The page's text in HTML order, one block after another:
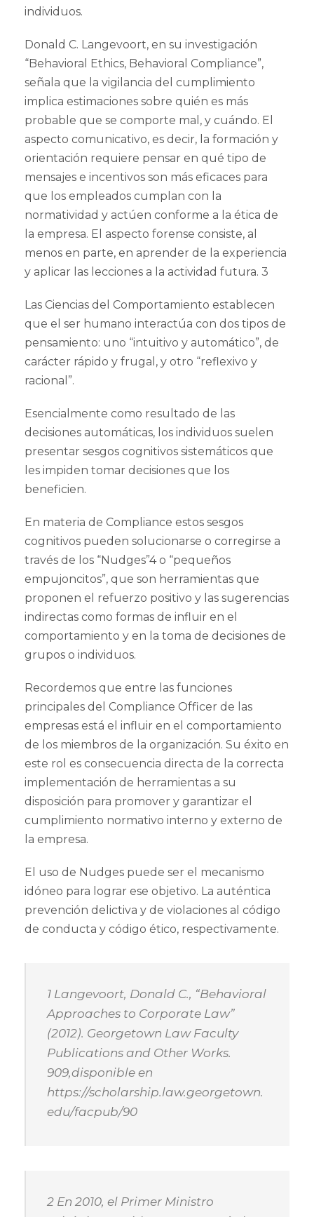
individuos.
Donald C. Langevoort, en su investigación
“Behavioral Ethics, Behavioral Compliance”,
señala que la vigilancia del cumplimiento
implica estimaciones sobre quién es más
probable que se comporte mal, y cuándo. El
aspecto comunicativo, es decir, la formación y
orientación requiere pensar en qué tipo de
mensajes e incentivos son más eficaces para
que los empleados cumplan con la
normatividad y actúen conforme a la ética de
la empresa. El aspecto forense consiste, al
menos en parte, en aprender de la experiencia
y aplicar las lecciones a la actividad futura. 3
Las Ciencias del Comportamiento establecen
que el ser humano interactúa con dos tipos de
pensamiento: uno “intuitivo y automático”, de
carácter rápido y frugal, y otro “reflexivo y
racional”.
Esencialmente como resultado de las
decisiones automáticas, los individuos suelen
presentar sesgos cognitivos sistemáticos que
les impiden tomar decisiones que los
beneficien.
En materia de Compliance estos sesgos
cognitivos pueden solucionarse o corregirse a
través de los “Nudges”4 o “pequeños
empujoncitos”, que son herramientas que
proponen el refuerzo positivo y las sugerencias
indirectas como formas de influir en el
comportamiento y en la toma de decisiones de
grupos o individuos.
Recordemos que entre las funciones
principales del Compliance Officer de las
empresas está el influir en el comportamiento
de los miembros de la organización. Su éxito en
este rol es consecuencia directa de la correcta
implementación de herramientas a su
disposición para promover y garantizar el
cumplimiento normativo interno y externo de
la empresa.
El uso de Nudges puede ser el mecanismo
idóneo para lograr ese objetivo. La auténtica
prevención delictiva y de violaciones al código
de conducta y código ético, respectivamente.
1 Langevoort, Donald C., “Behavioral
Approaches to Corporate Law”
(2012). Georgetown Law Faculty
Publications and Other Works.
909,disponible en
https://scholarship.law.georgetown.
edu/facpub/90
2 En 2010, el Primer Ministro